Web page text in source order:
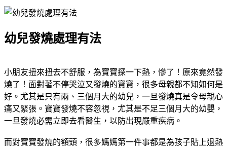
幼兒發燒處理有法
小朋友扭來扭去不舒服，為寶寶探一下熱，慘了！原來竟然發
燒了！面對著不停哭泣又發燒的寶寶，很多母親都不知如何是
好。尤其是只有兩、三個月大的幼兒，一旦發燒真是令母親心
痛又緊張。寶寶發燒不容忽視，尤其是不足三個月大的幼嬰，
一旦發燒必需立即去看醫生，以防出現嚴重疾病。
而對寶寶發燒的額頭，很多媽媽第一件事都是為孩子貼上退熱